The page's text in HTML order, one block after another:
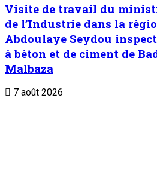
Visite de travail du
de l’Industrie dans la
Abdoulaye Seydou
à béton et de ciment de
Malbaza
7 août 2026